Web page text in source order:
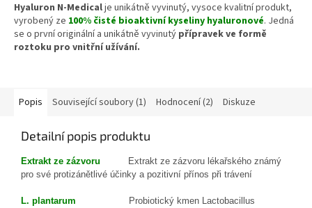
z
5
hvězdiček.
Hyaluron N-Medicalje unikátně vyvinutý, vysoce kvalitní produkt,
vyrobený ze 100% čisté bioaktivní kyseliny hyaluronové. Jedná
se o první originální a unikátně vyvinutý přípravek ve formě
roztoku pro vnitřní užívání.
zajišťuje maximální vstřebatelnost a účinek. Hyaluron N-
prospěšný při komplikovaných problémech.
Obsah balení: 100 ml - Doplněk stravy
Popis Související soubory (1) Hodnocení (2) Diskuze
Detailní popis produktu
Extrakt ze zázvoru Extrakt ze zázvoru lékařského známý
pro své protizánětlivé účinky a pozitivní přínos při trávení
L. plantarum Probiotický kmen Lactobacillus